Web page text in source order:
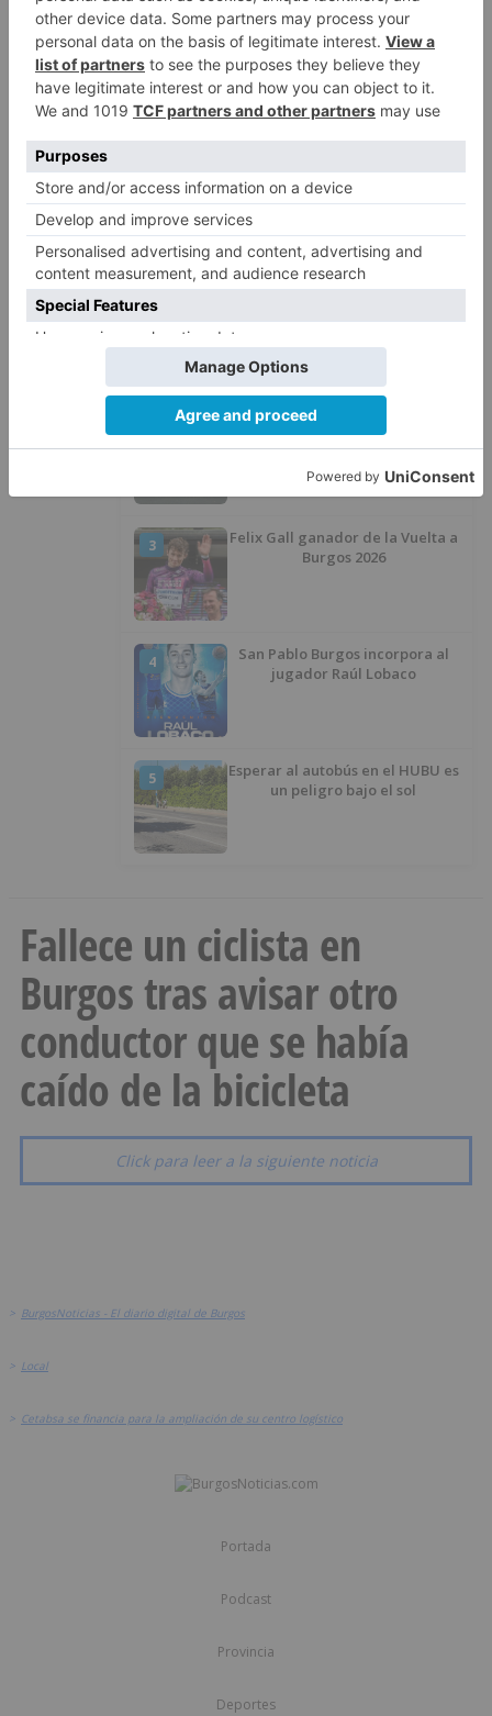
a la participación de la provincia
de Burgos en FITUR
5
Fútbol Burgos: Lucas Ricoy
blanquinegro
LO ÚLTIMO
1
El Balonmano Burgos se
concentrará en Bejar
3
Felix Gall ganador de la Vuelta a
Burgos 2026
4
San Pablo Burgos incorpora al
jugador Raúl Lobaco
5
Esperar al autobús en el HUBU es
un peligro bajo el sol
Fallece un ciclista en
Burgos tras avisar otro
conductor que se había
caído de la bicicleta
Click para leer a la siguiente noticia
> BurgosNoticias - El diario digital de Burgos
> Local
> Cetabsa se financia para la ampliación de su centro logístico
Portada
Podcast
Provincia
Deportes